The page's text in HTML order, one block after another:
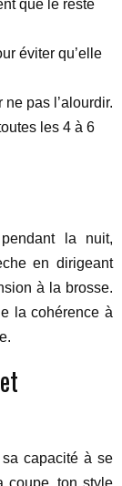
que le reste
éviter qu’elle
pas l’alourdir.
les 4 à 6
la nuit,
en dirigeant
à la brosse.
la cohérence à
sa capacité à se
coupe, ton style